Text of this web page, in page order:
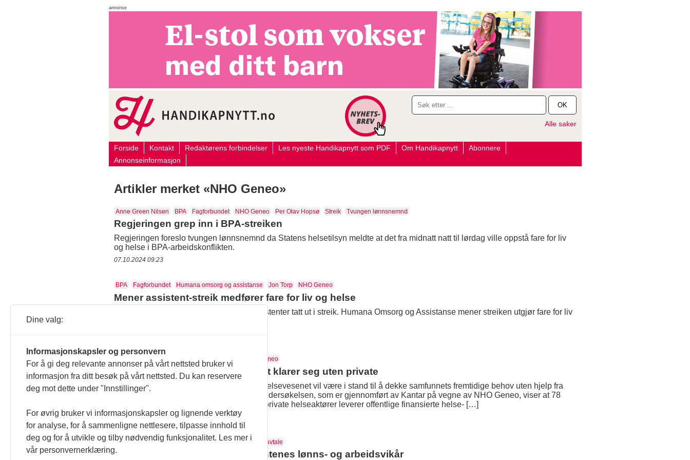
annonse
OK
Alle saker
Forside Kontakt Redaktørens forbindelser Les nyeste Handikapnytt som PDF Om Handikapnytt
Abonnere
Annonseinformasjon
Artikler merket «NHO Geneo»
Anne Green Nilsen BPA Fagforbundet NHO Geneo Per Olav Hopsø Streik Tvungen lønnsnemnd
Regjeringen grep inn i BPA-streiken
Regjeringen foreslo tvungen lønnsnemnd da Statens helsetilsyn meldte at det fra midnatt natt til lørdag ville oppstå fare for liv
og helse i BPA-arbeidskonflikten.
07.10.2024 09:23
BPA Fagforbundet Humana omsorg og assistanse Jon Torp NHO Geneo
Mener assistent-streik medfører fare for liv og helse
Torsdag ble ti brukerstyrte personlige assistenter tatt ut i streik. Humana Omsorg og Assistanse mener streiken utgjør fare for liv
Helse- og omsorgstjenesten Helsevesenet NHO Geneo
Nordmenn tror ikke helsevesenet klarer seg uten private
(NTB:) Stadig flere nordmenn tror ikke at helsevesenet vil være i stand til å dekke samfunnets fremtidige behov uten hjelp fra
private aktører, ifølge en undersøkelse. Undersøkelsen, som er gjennomført av Kantar på vegne av NHO Geneo, viser at 78
prosent av de spurte mener det er greit at private helseaktører leverer offentlige finansierte helse- […]
30.03.2023 08:37
Assistenter BPA Fagforbundet NHO Geneo Tariffavtale
Ny tariffavtale skal sikre assistentenes lønns- og arbeidsvikår
Dine valg:
Informasjonskapsler og personvern
For å gi deg relevante annonser på vårt nettsted bruker vi
informasjon fra ditt besøk på vårt nettsted. Du kan reservere
deg mot dette under "Innstillinger".
For øvrig bruker vi informasjonskapsler og lignende verktøy
for analyse, for å sammenligne nettlesere, tilpasse innhold til
deg og for å utvikle og tilby nødvendig funksjonalitet. Les mer i
vår personvernerklæring.